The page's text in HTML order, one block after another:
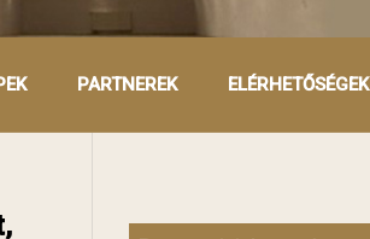
PARTNEREK ELÉRHETŐSÉGEK